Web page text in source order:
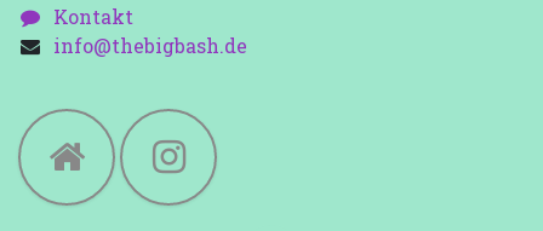
Kontakt
info@thebigbash.de